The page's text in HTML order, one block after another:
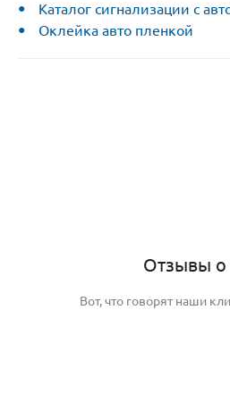
Каталог сигнализации с
Оклейка авто пленкой
Отзывы о
Вот, что говорят наши